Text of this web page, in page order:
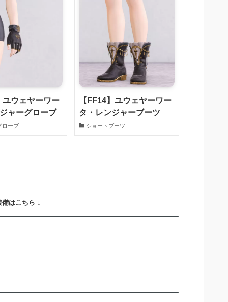
ユウェヤーワー
ャーグローブ
ローブ
【FF14】ユウェヤーワー
タ・レンジャーブーツ
ショートブーツ
はこちら ↓